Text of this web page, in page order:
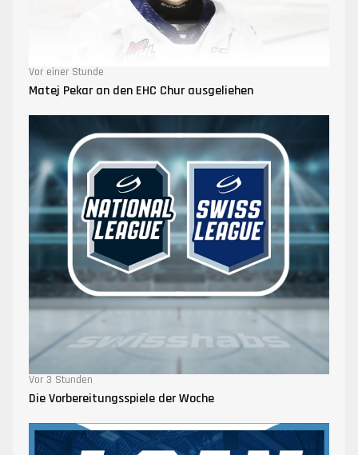
Vor einer Stunde
Matej Pekar an den EHC Chur ausgeliehen
Vor 3 Stunden
Die Vorbereitungsspiele der Woche